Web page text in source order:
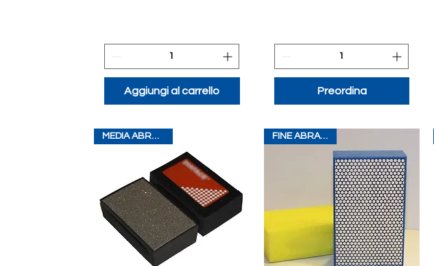
Aggiungi al carrello Preordina
MEDIA ABRASIONE FINE ABRASIONE